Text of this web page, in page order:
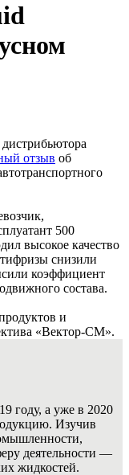
отзыв об
500
высокое качество
снизили
коэффициент
состава.
и
«Вектор-СМ».
году, а уже в 2020
Изучив
деятельности —
жидкостей.